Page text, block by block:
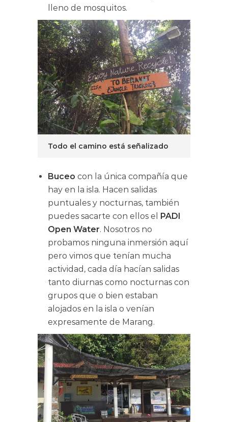
lleno de mosquitos.
Todo el camino está señalizado
Buceo con la única compañía que
hay en la isla. Hacen salidas
puntuales y nocturnas, también
puedes sacarte con ellos el PADI
Open Water. Nosotros no
probamos ninguna inmersión aquí
pero vimos que tenían mucha
actividad, cada día hacían salidas
tanto diurnas como nocturnas con
grupos que o bien estaban
alojados en la isla o venían
expresamente de Marang.